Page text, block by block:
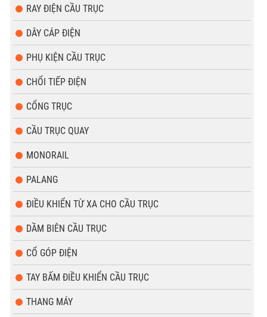
RAY ĐIỆN CẦU TRỤC
DÂY CÁP ĐIỆN
PHỤ KIỆN CẦU TRỤC
CHỔI TIẾP ĐIỆN
CỔNG TRỤC
CẦU TRỤC QUAY
MONORAIL
PALANG
ĐIỀU KHIỂN TỪ XA CHO CẦU TRỤC
DẦM BIÊN CẦU TRỤC
CỔ GÓP ĐIỆN
TAY BẤM ĐIỀU KHIỂN CẦU TRỤC
THANG MÁY